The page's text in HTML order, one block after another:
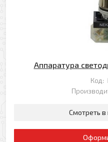
Аппаратура
Код:
Смотреть в